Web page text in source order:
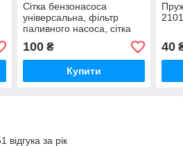
Сітка бензонасоса
універсальна, фільтр
паливного насоса, сітка
паливозабірника
100₴
Купити
40
відгука за рік